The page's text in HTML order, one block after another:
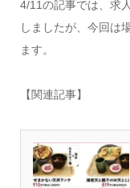
4/11の記事では、求
しましたが、今回は
ます。
【関連記事】